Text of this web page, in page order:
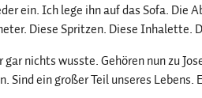
ein. Ich lege ihn auf das Sofa. Die
Diese Spritzen. Diese Inhalette.
nichts wusste. Gehören nun zu
Sind ein großer Teil unseres